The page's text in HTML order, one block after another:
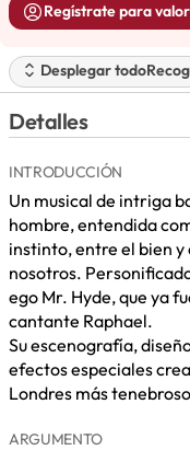
Regístrate para
Desplegar todo
Detalles
INTRODUCCIÓN
Un musical de intriga
hombre, entendida
instinto, entre el bien y
nosotros.
ego Mr. Hyde, que ya
cantante Raphael.
Su escenografía,
efectos especiales
Londres más
ARGUMENTO